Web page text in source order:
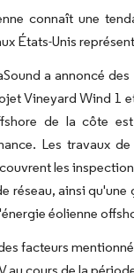
connaît une
États-Unis
a annoncé
Vineyard Wind 1
de la côte
Les travaux
les
réseau, ainsi
éolienne
facteurs